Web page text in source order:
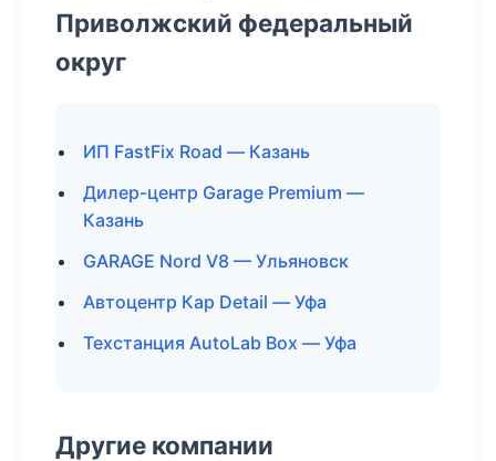
Приволжский федеральный
округ
ИП FastFix Road — Казань
Дилер-центр Garage Premium —
Казань
GARAGE Nord V8 — Ульяновск
Автоцентр Кар Detail — Уфа
Техстанция AutoLab Box — Уфа
Другие компании